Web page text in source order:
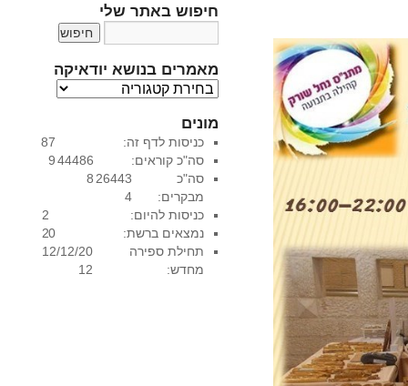
חיפוש באתר שלי
מאמרים בנושא יודאיקה
מ
מ
ר
י
ם
נ
ו
ש
מונים
87
9
כניסות לדף זה:
44486
8
סה"כ קוראים:
26443
4
סה"כ
מבקרים:
2
2
כניסות להיום:
0
נמצאים ברשת:
12/12/20
12
תחילת ספירה
מחדש: